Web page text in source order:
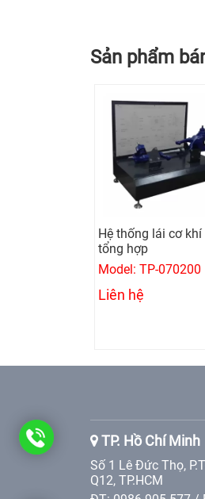
Sản phẩm
Hệ thống lái cơ khí
tổng hợp
Model: TP-070200
Liên hệ
TP. Hồ Chí Minh
Số 1 Lê Đức Thọ,
Q12, TP.HCM